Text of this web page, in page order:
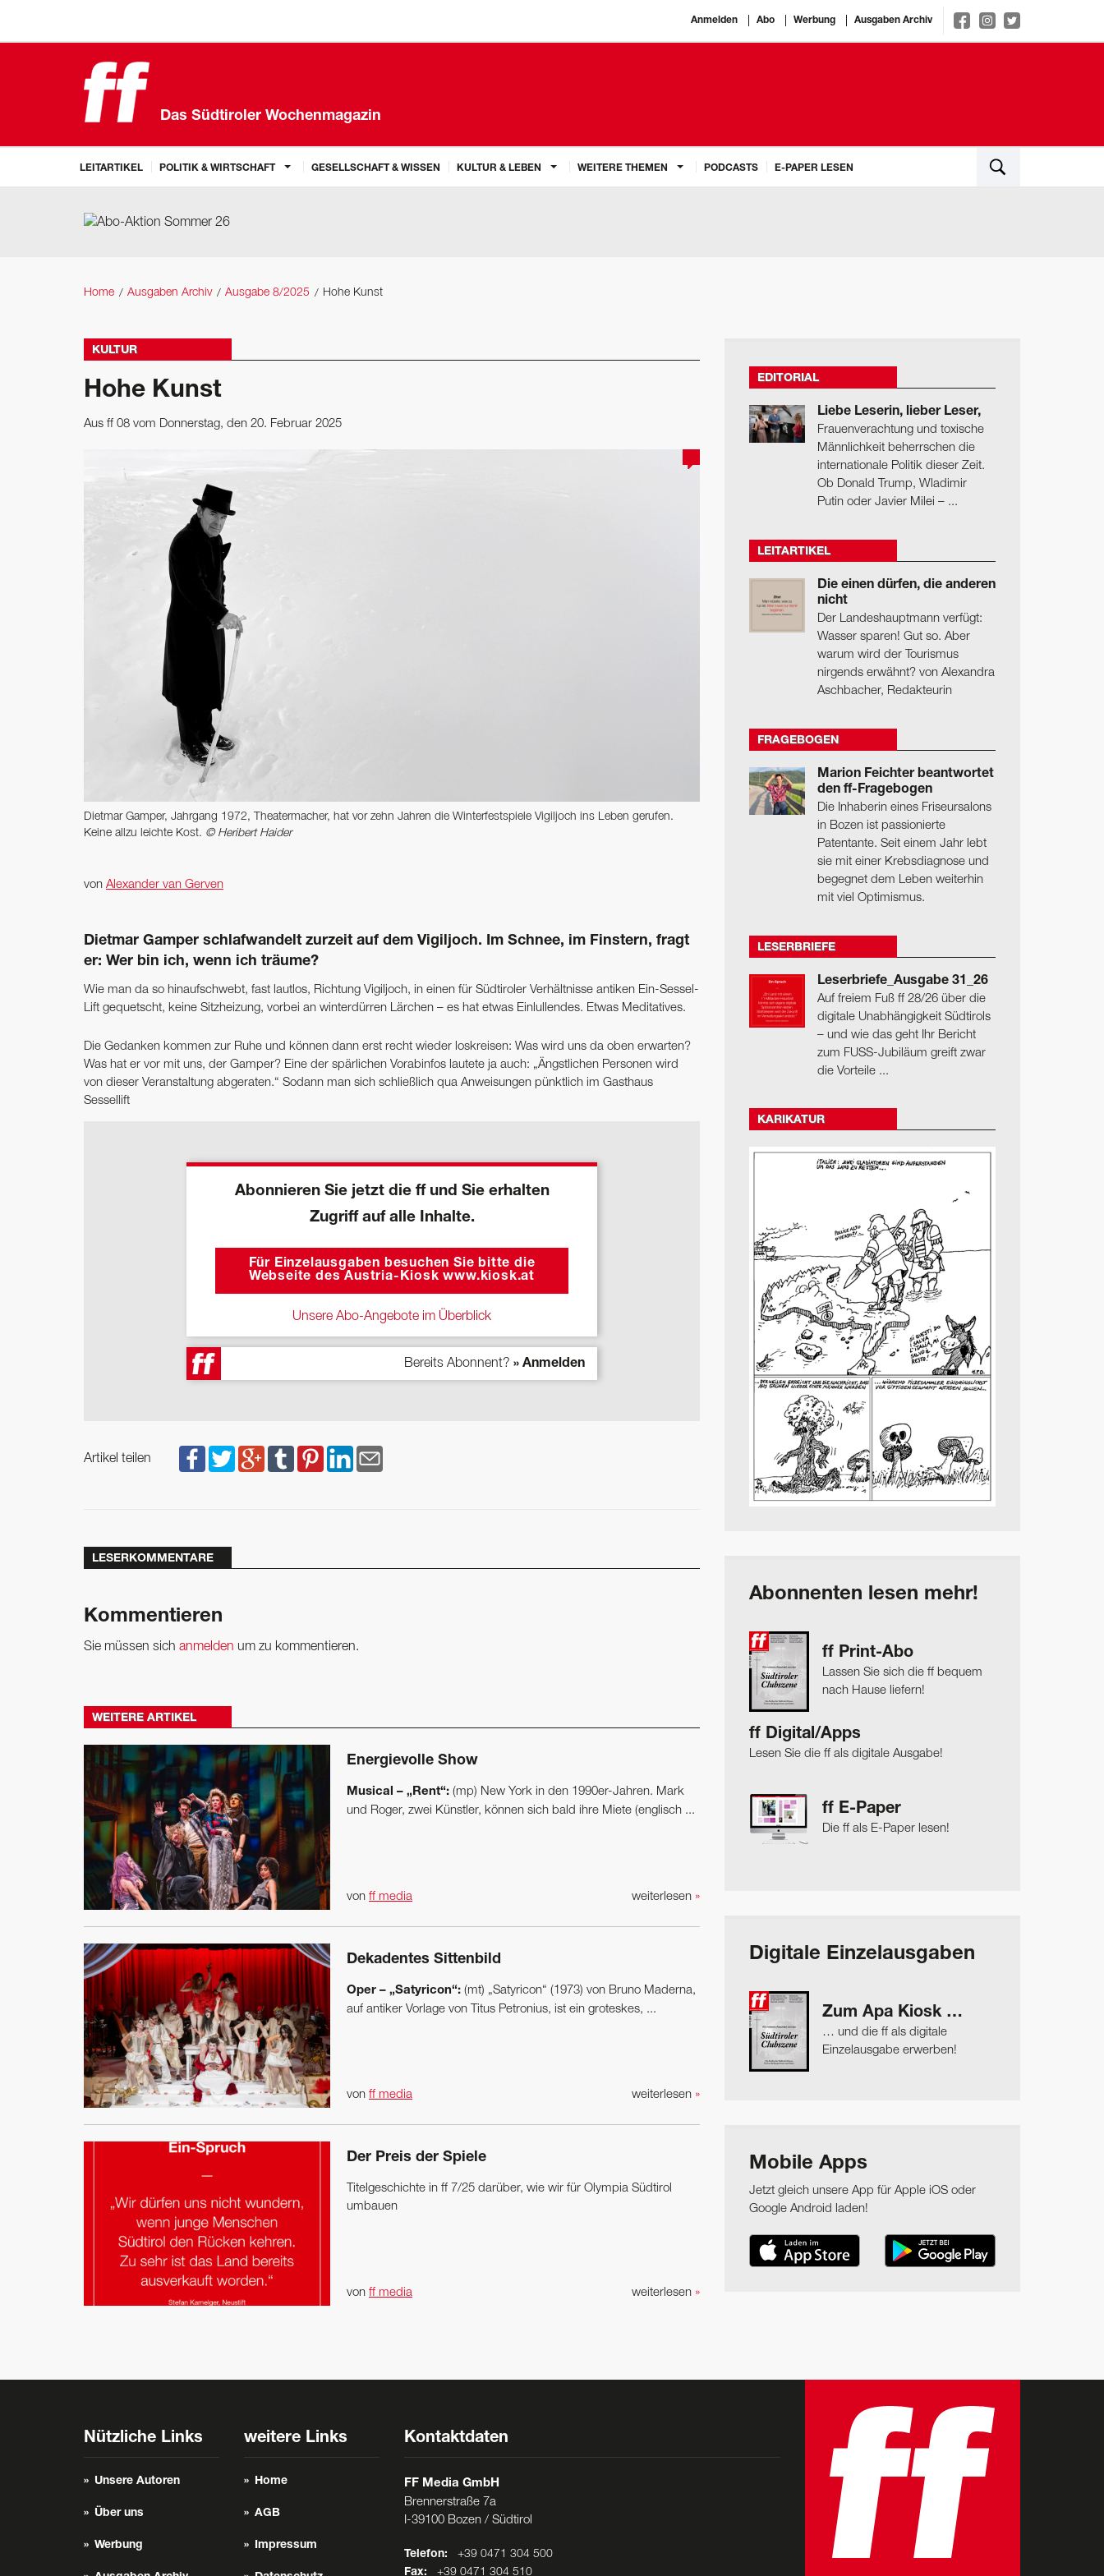
Anmelden Abo Werbung Ausgaben Archiv
Das Südtiroler Wochenmagazin
LEITARTIKEL POLITIK & WIRTSCHAFT GESELLSCHAFT & WISSEN KULTUR & LEBEN WEITERE THEMEN PODCASTS E-PAPER LESEN
Home Ausgaben Archiv Ausgabe 8/2025 Hohe Kunst
KULTUR
Hohe Kunst
Aus ff 08 vom Donnerstag, den 20. Februar 2025
Dietmar Gamper, Jahrgang 1972, Theatermacher, hat vor zehn Jahren die Winterfestspiele Vigiljoch ins Leben gerufen.
Keine allzu leichte Kost. © Heribert Haider
von Alexander van Gerven
Dietmar Gamper schlafwandelt zurzeit auf dem Vigiljoch. Im Schnee, im Finstern, fragt
er: Wer bin ich, wenn ich träume?
Wie man da so hinaufschwebt, fast lautlos, Richtung Vigiljoch, in einen für Südtiroler Verhältnisse antiken Ein-Sessel-
Lift gequetscht, keine Sitzheizung, vorbei an winterdürren Lärchen – es hat etwas Einlullendes. Etwas Meditatives.
Die Gedanken kommen zur Ruhe und können dann erst recht wieder loskreisen: Was wird uns da oben erwarten?
Was hat er vor mit uns, der Gamper? Eine der spärlichen Vorabinfos lautete ja auch: „Ängstlichen Personen wird
von dieser Veranstaltung abgeraten.“ Sodann man sich schließlich qua Anweisungen pünktlich im Gasthaus
Sessellift
Abonnieren Sie jetzt die ff und Sie erhalten
Zugriff auf alle Inhalte.
Für Einzelausgaben besuchen Sie bitte die
Webseite des Austria-Kiosk www.kiosk.at
Unsere Abo-Angebote im Überblick
Bereits Abonnent? » Anmelden
Artikel teilen
LESERKOMMENTARE
Kommentieren
Sie müssen sich anmelden um zu kommentieren.
WEITERE ARTIKEL
Energievolle Show
Musical – „Rent“: (mp) New York in den 1990er-Jahren. Mark
und Roger, zwei Künstler, können sich bald ihre Miete (englisch ...
weiterlesen »
von ff media
Dekadentes Sittenbild
Oper – „Satyricon“: (mt) „Satyricon“ (1973) von Bruno Maderna,
auf antiker Vorlage von Titus Petronius, ist ein groteskes, ...
weiterlesen »
von ff media
Der Preis der Spiele
Titelgeschichte in ff 7/25 darüber, wie wir für Olympia Südtirol
umbauen
weiterlesen »
von ff media
EDITORIAL
Liebe Leserin, lieber Leser,
Frauenverachtung und toxische
Männlichkeit beherrschen die
internationale Politik dieser Zeit.
Ob Donald Trump, Wladimir
Putin oder Javier Milei – ...
LEITARTIKEL
Die einen dürfen, die anderen
nicht
Der Landeshauptmann verfügt:
Wasser sparen! Gut so. Aber
warum wird der Tourismus
nirgends erwähnt? von Alexandra
Aschbacher, Redakteurin
FRAGEBOGEN
Marion Feichter beantwortet
den ff-Fragebogen
Die Inhaberin eines Friseursalons
in Bozen ist passionierte
Patentante. Seit einem Jahr lebt
sie mit einer Krebsdia­gnose und
begegnet dem Leben weiterhin
mit viel Optimismus.
LESERBRIEFE
Leserbriefe_Ausgabe 31_26
Auf freiem Fuß ff 28/26 über die
digitale Unabhängigkeit Südtirols
– und wie das geht Ihr Bericht
zum FUSS-Jubiläum greift zwar
die Vorteile ...
KARIKATUR
Abonnenten lesen mehr!
ff Print-Abo
Lassen Sie sich die ff bequem
nach Hause liefern!
ff Digital/Apps
Lesen Sie die ff als digitale Ausgabe!
ff E-Paper
Die ff als E-Paper lesen!
Digitale Einzelausgaben
Zum Apa Kiosk …
… und die ff als digitale
Einzelausgabe erwerben!
Mobile Apps
Jetzt gleich unsere App für Apple iOS oder
Google Android laden!
Nützliche Links
Unsere Autoren
Über uns
Werbung
weitere Links
Home
AGB
Impressum
Kontaktdaten
FF Media GmbH
Brennerstraße 7a
I-39100 Bozen / Südtirol
Telefon: +39 0471 304 500
Fax: +39 0471 304 510